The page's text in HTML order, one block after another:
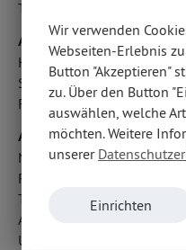
Totwinkel-Assistent
Airbags
Kopfairbag vorn und
Seitenairbag vorn
Fahrer- /Beifahrerairbag
Audio &
Navigationssystem
Radio
Touchscreen Bedienung
Android Auto u. Apple
USB Anschluss, Bluetooth
Wir verwenden
Webseiten-Erlebnis
Button "Akzeptieren"
zu. Über den Button
auswählen, welche
möchten. Weitere
unserer
Einrichten